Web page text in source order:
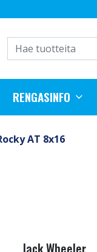
RENGASINFO
AT 8x16
Jack Wheeler